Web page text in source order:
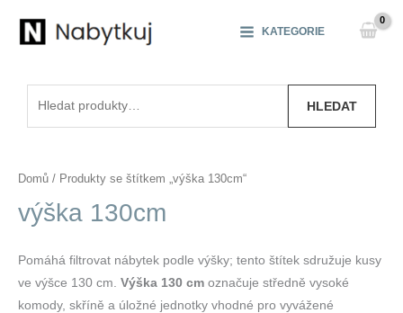
KATEGORIE
HLEDAT
Domů / Produkty se štítkem „výška 130cm“
výška 130cm
Pomáhá filtrovat nábytek podle výšky; tento štítek sdružuje kusy
ve výšce 130 cm. Výška 130 cm označuje středně vysoké
komody, skříně a úložné jednotky vhodné pro vyvážené